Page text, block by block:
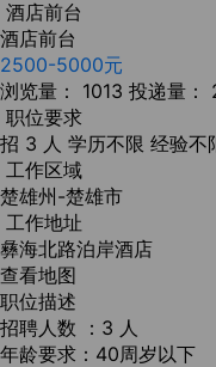
酒店前台
酒店前台
2500-5000元
浏览量： 1013 投递量：
职位要求
招 3 人 学历不限 经验不
工作区域
楚雄州-楚雄市
工作地址
彝海北路泊岸酒店
查看地图
职位描述
招聘人数 ：3 人
年龄要求：40周岁以下